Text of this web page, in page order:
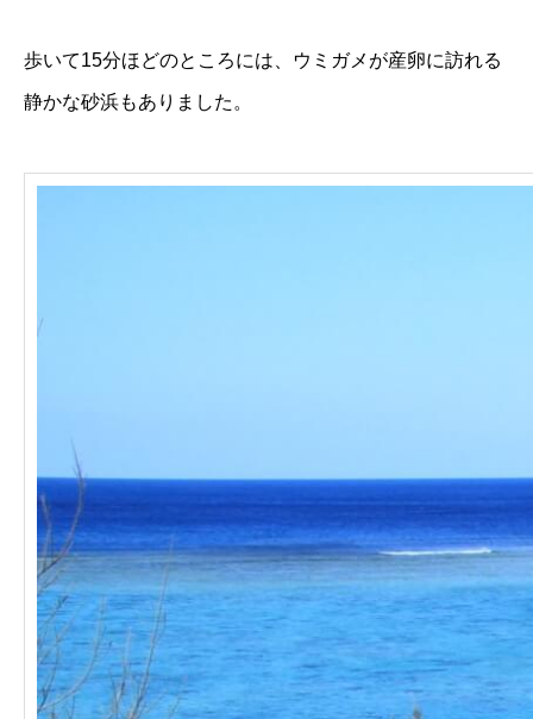
歩いて15分ほどのところには、ウミガメが産卵に訪れる
静かな砂浜もありました。